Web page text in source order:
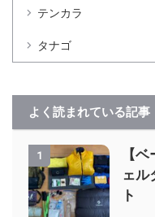
テンカラ
タナゴ
よく読まれている記事
1
【
ェル
ト